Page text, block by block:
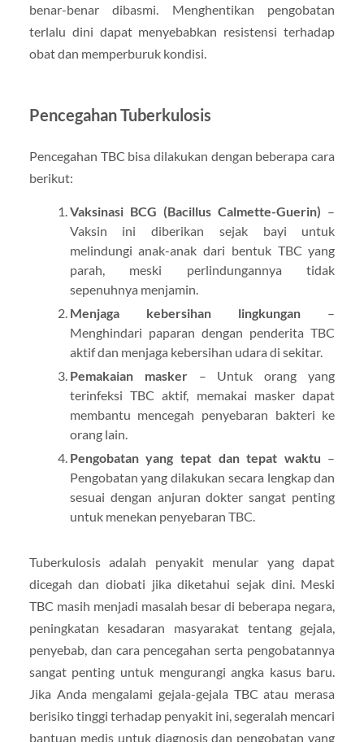
benar-benar dibasmi. Menghentikan pengobatan
terlalu dini dapat menyebabkan resistensi terhadap
obat dan memperburuk kondisi.
Pencegahan Tuberkulosis
Pencegahan TBC bisa dilakukan dengan beberapa cara
berikut:
Vaksinasi BCG (Bacillus Calmette-Guerin) –
Vaksin ini diberikan sejak bayi untuk
melindungi anak-anak dari bentuk TBC yang
parah, meski perlindungannya tidak
sepenuhnya menjamin.
Menjaga kebersihan lingkungan –
Menghindari paparan dengan penderita TBC
aktif dan menjaga kebersihan udara di sekitar.
Pemakaian masker– Untuk orang yang
terinfeksi TBC aktif, memakai masker dapat
membantu mencegah penyebaran bakteri ke
orang lain.
Pengobatan yang tepat dan tepat waktu –
Pengobatan yang dilakukan secara lengkap dan
sesuai dengan anjuran dokter sangat penting
untuk menekan penyebaran TBC.
Tuberkulosis adalah penyakit menular yang dapat
dicegah dan diobati jika diketahui sejak dini. Meski
TBC masih menjadi masalah besar di beberapa negara,
peningkatan kesadaran masyarakat tentang gejala,
penyebab, dan cara pencegahan serta pengobatannya
sangat penting untuk mengurangi angka kasus baru.
Jika Anda mengalami gejala-gejala TBC atau merasa
berisiko tinggi terhadap penyakit ini, segeralah mencari
bantuan medis untuk diagnosis dan pengobatan yang